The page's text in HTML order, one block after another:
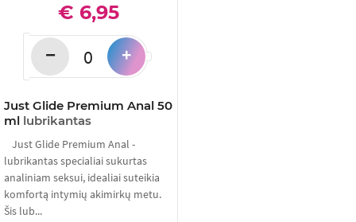
Just Glide Premium Anal 50
ml lubrikantas
€ 6,95
− +
Just Glide Premium Anal -
lubrikantas specialiai sukurtas
analiniam seksui, idealiai suteikia
komfortą intymių akimirkų metu.
Šis lub...